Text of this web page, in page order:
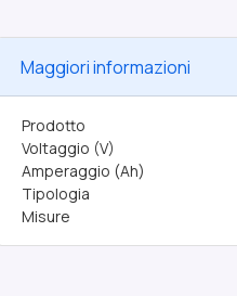
Maggiori informazioni
Prodotto
Voltaggio (V)
Amperaggio (Ah)
Tipologia
Misure